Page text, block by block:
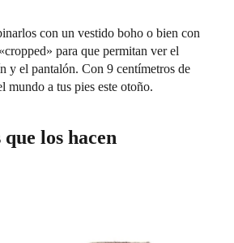
con un vestido boho o bien con
para que permitan ver el
y el pantalón. Con 9 centímetros de
mundo a tus pies este otoño.
los hacen